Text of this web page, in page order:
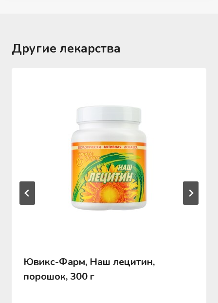
Другие лекарства
Ювикс-Фарм, Наш лецитин,
порошок, 300 г